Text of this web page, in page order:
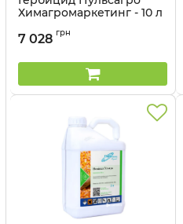
Химагромаркетинг - 10 л
7 028 грн